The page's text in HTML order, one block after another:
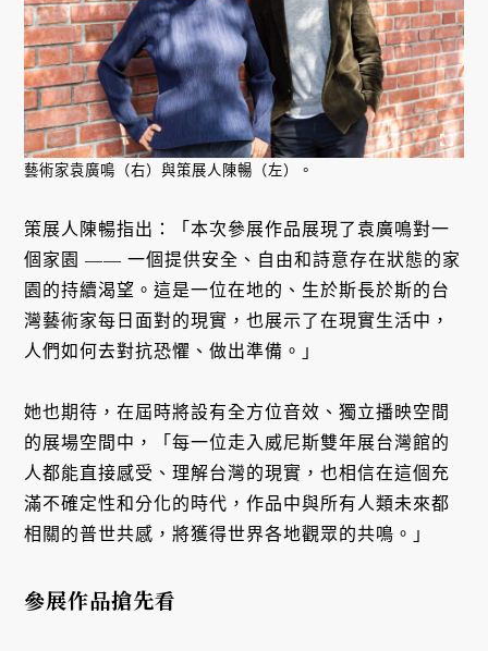
藝術家袁廣鳴（右）與策展人陳暢（左）。
策展人陳暢指出：「本次參展作品展現了袁廣鳴對一
個家園 —— 一個提供安全、自由和詩意存在狀態的家
園的持續渴望。這是一位在地的、生於斯長於斯的台
灣藝術家每日面對的現實，也展示了在現實生活中，
人們如何去對抗恐懼、做出準備。」
她也期待，在屆時將設有全方位音效、獨立播映空間
的展場空間中，「每一位走入威尼斯雙年展台灣館的
人都能直接感受、理解台灣的現實，也相信在這個充
滿不確定性和分化的時代，作品中與所有人類未來都
相關的普世共感，將獲得世界各地觀眾的共鳴。」
參展作品搶先看